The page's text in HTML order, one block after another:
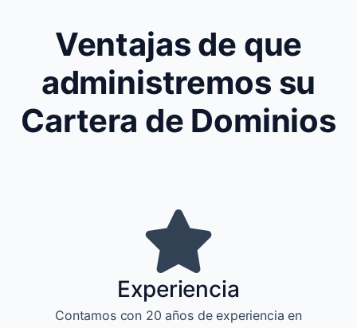
Ventajas de que
administremos su
Cartera de Dominios
Experiencia
Contamos con 20 años de experiencia en